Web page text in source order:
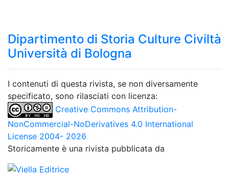
Dipartimento di Storia Culture Civiltà
Università di Bologna
I contenuti di questa rivista, se non diversamente
specificato, sono rilasciati con licenza:
Creative Commons Attribution-
NonCommercial-NoDerivatives 4.0 International
License 2004- 2026
Storicamente è una rivista pubblicata da